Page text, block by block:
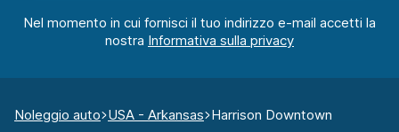
Nel momento in cui fornisci il tuo indirizzo e-mail accetti la
nostra
Noleggio auto USA - Arkansas Harrison Downtown